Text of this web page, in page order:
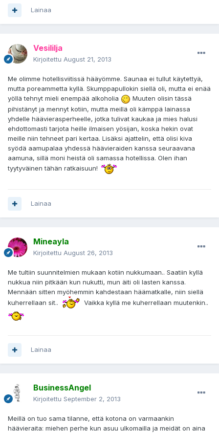
Lainaa
Vesililja
Kirjoitettu August 21, 2013
Me olimme hotellisviitissä hääyömme. Saunaa ei tullut käytettyä,
mutta poreammetta kyllä. Skumppapullokin siellä oli, mutta ei enää
yöllä tehnyt mieli enempää alkoholia
Muuten olisin tässä
pihistänyt ja mennyt kotiin, mutta meillä oli kämppä lainassa
yhdelle häävierasperheelle, jotka tulivat kaukaa ja mies halusi
ehdottomasti tarjota heille ilmaisen yösijan, koska hekin ovat
meille niin tehneet pari kertaa. Lisäksi ajattelin, että olisi kiva
syödä aamupalaa yhdessä häävieraiden kanssa seuraavana
aamuna, sillä moni heistä oli samassa hotellissa. Olen ihan
tyytyväinen tähän ratkaisuun!
Lainaa
Mineayla
Kirjoitettu August 26, 2013
Me tultiin suunnitelmien mukaan kotiin nukkumaan.. Saatiin kyllä
nukkua niin pitkään kun nukutti, mun äiti oli lasten kanssa.
Mennään sitten myöhemmin kahdestaan häämatkalle, niin siellä
kuherrellaan sit..
Vaikka kyllä me kuherrellaan muutenkin..
Lainaa
BusinessAngel
Kirjoitettu September 2, 2013
Meillä on tuo sama tilanne, että kotona on varmaankin
häävieraita: miehen perhe kun asuu ulkomailla ja meidät on aina